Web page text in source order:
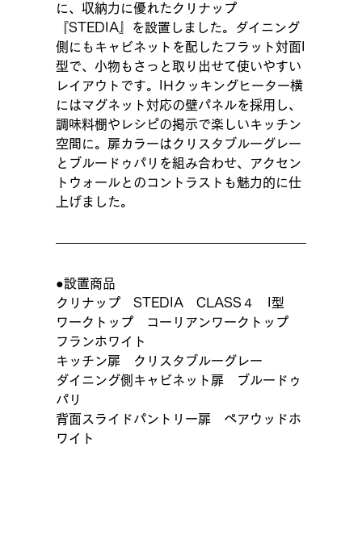
に、収納力に優れたクリナップ
『STEDIA』を設置しました。ダイニング
側にもキャビネットを配したフラット対面I
型で、小物もさっと取り出せて使いやすい
レイアウトです。IHクッキングヒーター横
にはマグネット対応の壁パネルを採用し、
調味料棚やレシピの掲示で楽しいキッチン
空間に。扉カラーはクリスタブルーグレー
とブルードゥパリを組み合わせ、アクセン
トウォールとのコントラストも魅力的に仕
上げました。
●設置商品
クリナップ　STEDIA　CLASS４　I型
ワークトップ　コーリアンワークトップ
フランホワイト
キッチン扉　クリスタブルーグレー
ダイニング側キャビネット扉　ブルードゥ
パリ
背面スライドパントリー扉　ペアウッドホ
ワイト